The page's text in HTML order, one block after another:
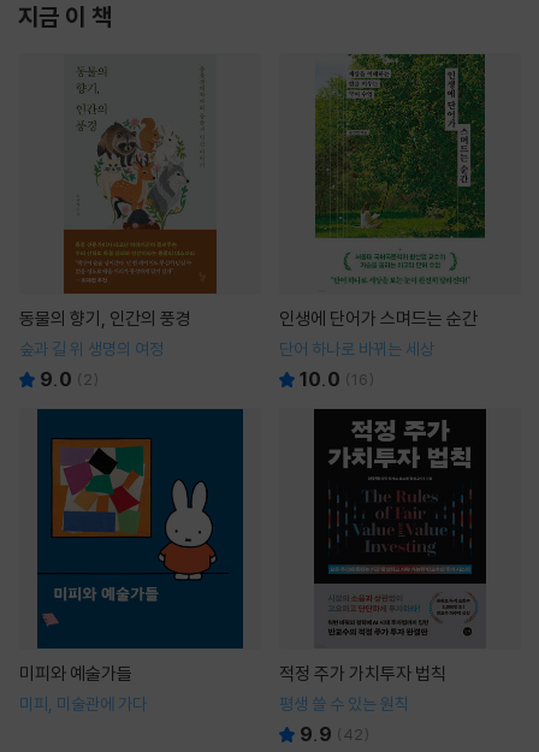
지금 이 책
동물의 향기, 인간의 풍경
숲과 길 위 생명의 여정
9.0 ( 2)
인생에 단어가 스며드는 순간
단어 하나로 바뀌는 세상
10.0 (16)
미피와 예술가들
미피, 미술관에 가다
적정 주가 가치투자 법칙
평생 쓸 수 있는 원칙
9.9 (42)